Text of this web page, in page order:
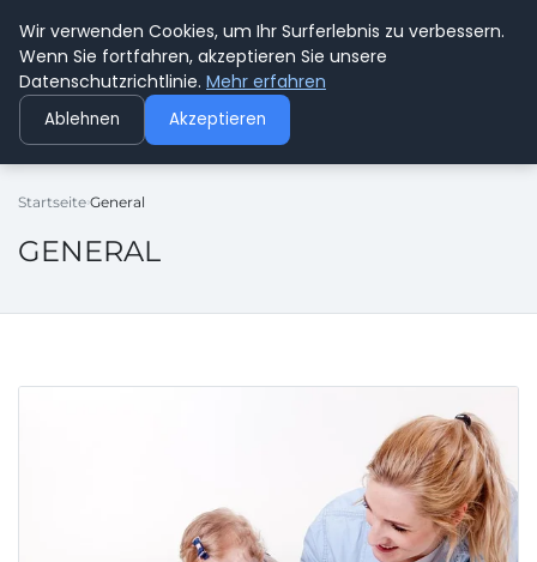
BUSSICHARLY
Startseite General
GENERAL
Wir verwenden Cookies, um Ihr Surferlebnis zu verbessern.
Wenn Sie fortfahren, akzeptieren Sie unsere
Datenschutzrichtlinie. Mehr erfahren
Ablehnen Akzeptieren